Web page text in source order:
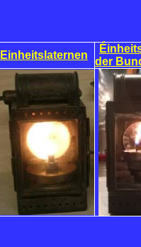
Einheitslaternen
der